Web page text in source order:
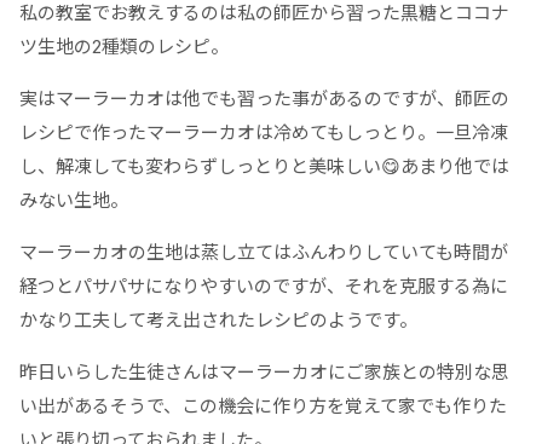
私の教室でお教えするのは私の師匠から習った黒糖とココナ
ツ生地の2種類のレシピ。
実はマーラーカオは他でも習った事があるのですが、師匠の
レシピで作ったマーラーカオは冷めてもしっとり。一旦冷凍
し、解凍しても変わらずしっとりと美味しい😋あまり他では
みない生地。
マーラーカオの生地は蒸し立てはふんわりしていても時間が
経つとパサパサになりやすいのですが、それを克服する為に
かなり工夫して考え出されたレシピのようです。
昨日いらした生徒さんはマーラーカオにご家族との特別な思
い出があるそうで、この機会に作り方を覚えて家でも作りた